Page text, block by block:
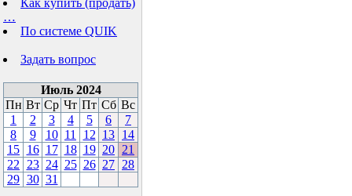
Как купить (продать)
…
По системе QUIK
Задать вопрос
Июль 2024
Пн Вт Ср Чт Пт Сб Вс
1
2 3 4 5 6
7
8
9 10 11 12 13 14
15 16 17 18 19 20 21
22
23 24 25 26 27 28
29 30 31